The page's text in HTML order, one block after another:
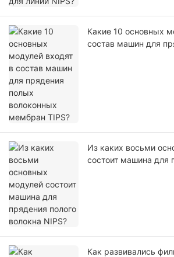
Какие 10 основных
состав машин для
Из каких восьми
состоит машина для
Как развивались